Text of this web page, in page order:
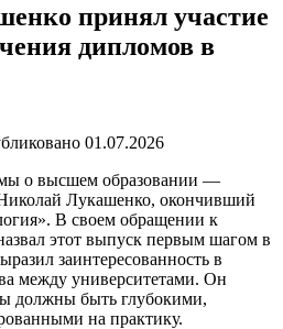
принял участие
дипломов в
01.07.2026
о высшем образовании —
Лукашенко, окончивший
В своем обращении к
этот выпуск первым шагом в
заинтересованность в
между университетами. Он
должны быть глубокими,
на практику.